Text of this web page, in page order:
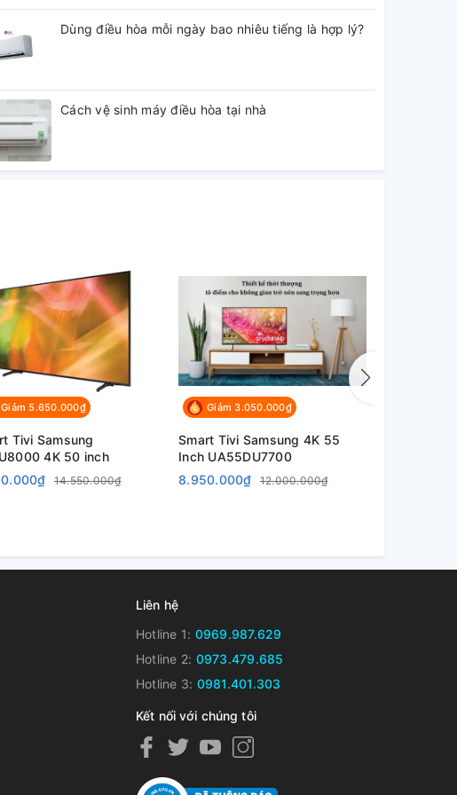
Dùng điều hòa mỗi ngày bao nhiêu tiếng là hợp lý?
Cách vệ sinh máy điều hòa tại nhà
Giảm 5.650.000₫
Tivi Samsung
4K 50 inch
14.550.000₫
Giảm 3.050.000₫
Smart Tivi Samsung 4K 55
Inch UA55DU7700
8.950.000₫
12.000.000₫
Liên hệ
Hotline 1: 0969.987.629
Hotline 2: 0973.479.685
Hotline 3: 0981.401.303
Kết nối với chúng tôi